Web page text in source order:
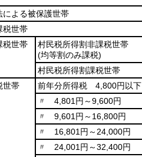
による被保護世帯
税世帯
税世帯
村民税所得割非課税世帯
(均等割のみ課税)
村民税所得割課税世帯
世帯 前年分所得税 4,800円以下
〃 4,801円～9,600円
〃 9,601円～16,800円
〃 16,801円～24,000円
〃 24,001円～32,400円